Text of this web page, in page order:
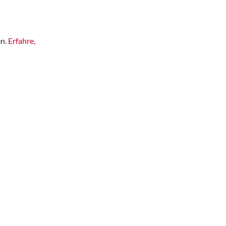
Erfahre,